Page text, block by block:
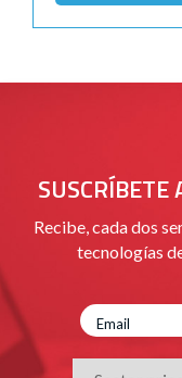
SUSCRÍBETE
Recibe, cada dos
tecnologías